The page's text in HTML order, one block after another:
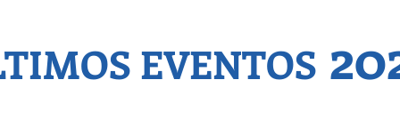
EVENTOS